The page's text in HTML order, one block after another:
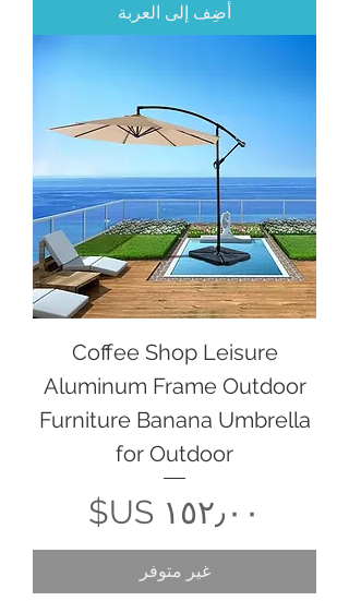
أضِف إلى العربة
Coffee Shop Leisure
Aluminum Frame Outdoor
Furniture Banana Umbrella
for Outdoor
السعر
غير متوفر